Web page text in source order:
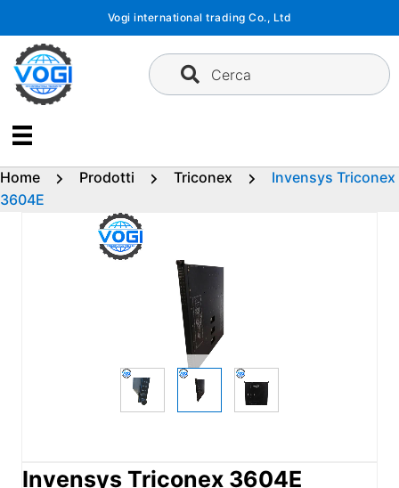
contenuto
Vogi international trading Co., Ltd
Cerca
Home Prodotti Triconex
Invensys Triconex
3604E
Invensys Triconex 3604E